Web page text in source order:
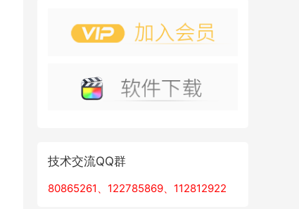
技术交流QQ群
80865261、122785869、112812922